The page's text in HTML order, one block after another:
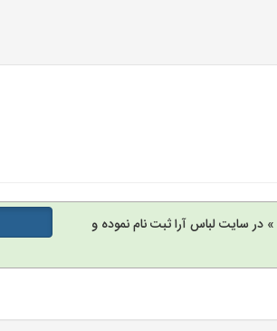
» در سایت لباس آرا ثبت نام نموده و